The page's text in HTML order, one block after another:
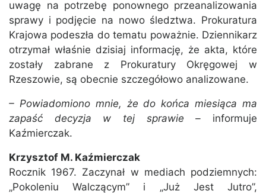
uwagę na potrzebę ponownego przeanalizowania
sprawy i podjęcie na nowo śledztwa. Prokuratura
Krajowa podeszła do tematu poważnie. Dziennikarz
otrzymał właśnie dzisiaj informację, że akta, które
zostały zabrane z Prokuratury Okręgowej w
Rzeszowie, są obecnie szczegółowo analizowane.
– Powiadomiono mnie, że do końca miesiąca ma
zapaść decyzja w tej sprawie – informuje
Kaźmierczak.
Krzysztof M. Kaźmierczak
Rocznik 1967. Zaczynał w mediach podziemnych:
„Pokoleniu Walczącym” i „Już Jest Jutro”,